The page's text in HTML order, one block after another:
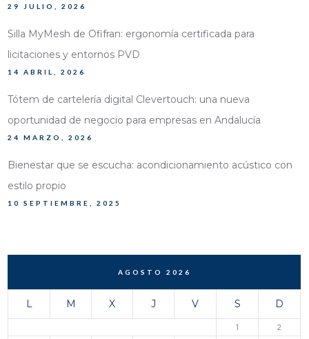
29 JULIO, 2026
Silla MyMesh de Ofifran: ergonomía certificada para
licitaciones y entornos PVD
14 ABRIL, 2026
Tótem de cartelería digital Clevertouch: una nueva
oportunidad de negocio para empresas en Andalucía
24 MARZO, 2026
Bienestar que se escucha: acondicionamiento acústico con
estilo propio
10 SEPTIEMBRE, 2025
AGOSTO 2026
L M X J V S D
1
2